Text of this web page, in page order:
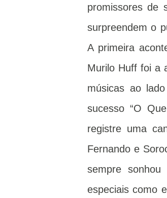
promissores de
surpreendem o
A primeira
Murilo Huff foi a
músicas ao
sucesso “O
registre uma
Fernando e
sempre
especiais como